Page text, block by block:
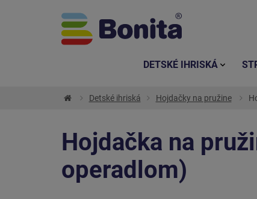
Detské ihriská Hojdačky na pružine
Hojdačka na
operadlom)
DETSKÉ IHRISKÁ